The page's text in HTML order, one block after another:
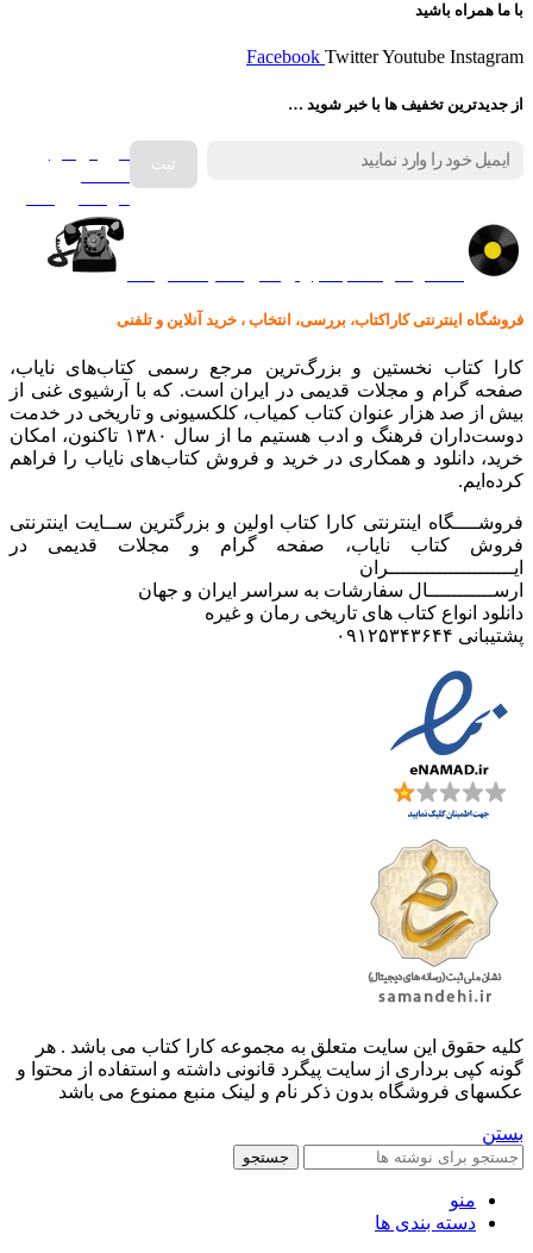
با ما همراه باشید
Facebook TwitterYoutube Instagram
از جدیدترین تخفیف ها با خبر شوید …
فروش انواع
فروشگاه اینترنتی کاراکتاب، بررسی، انتخاب ، خرید آنلاین و تلفنی
کارا کتاب نخستین و بزرگ‌ترین مرجع رسمی کتاب‌های نایاب،
صفحه گرام و مجلات قدیمی در ایران است. که با آرشیوی غنی از
بیش از صد هزار عنوان کتاب کمیاب، کلکسیونی و تاریخی در خدمت
دوست‌داران فرهنگ و ادب هستیم ما از سال ۱۳۸۰ تاکنون، امکان
خرید، دانلود و همکاری در خرید و فروش کتاب‌های نایاب را فراهم
کرده‌ایم.
فروشــــگاه اینترنتی کارا کتاب اولین و بزرگترین ســایت اینترنتی
فروش کتاب نایاب، صفحه گرام و مجلات قدیمی در
ایـــــــــــــــــــــران
ارســـــــــــال سفارشات به سراسر ایران و جهان
دانلود انواع کتاب های تاریخی رمان و غیره
پشتیبانی ۰۹۱۲۵۳۴۳۶۴۴
کليه حقوق اين سايت متعلق به مجموعه کارا کتاب می باشد . هر
گونه کپی برداری از سایت پیگرد قانونی داشته و استفاده از محتوا و
عکسهای فروشگاه بدون ذکر نام و لینک منبع ممنوع می باشد
بستن
جستجو
منو
دسته بندی ها